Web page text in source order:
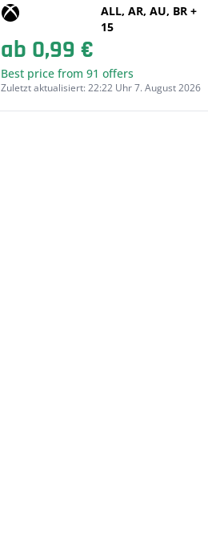
ALL, AR, AU, BR +
15
ab 0,99 €
Best price from 91 offers
Zuletzt aktualisiert: 22:22 Uhr 7. August 2026